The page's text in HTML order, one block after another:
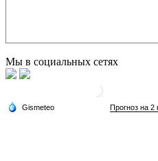
Мы в социальных сетях